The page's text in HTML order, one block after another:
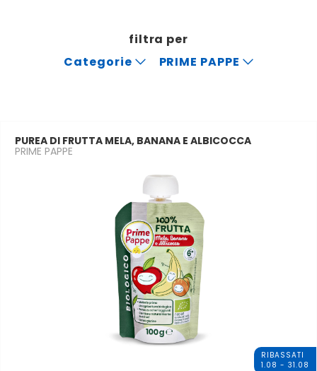
filtra per
Categorie
PRIME PAPPE
RIBASSATI
1.08 - 31.08
PUREA DI FRUTTA MELA, BANANA E ALBICOCCA
PRIME PAPPE